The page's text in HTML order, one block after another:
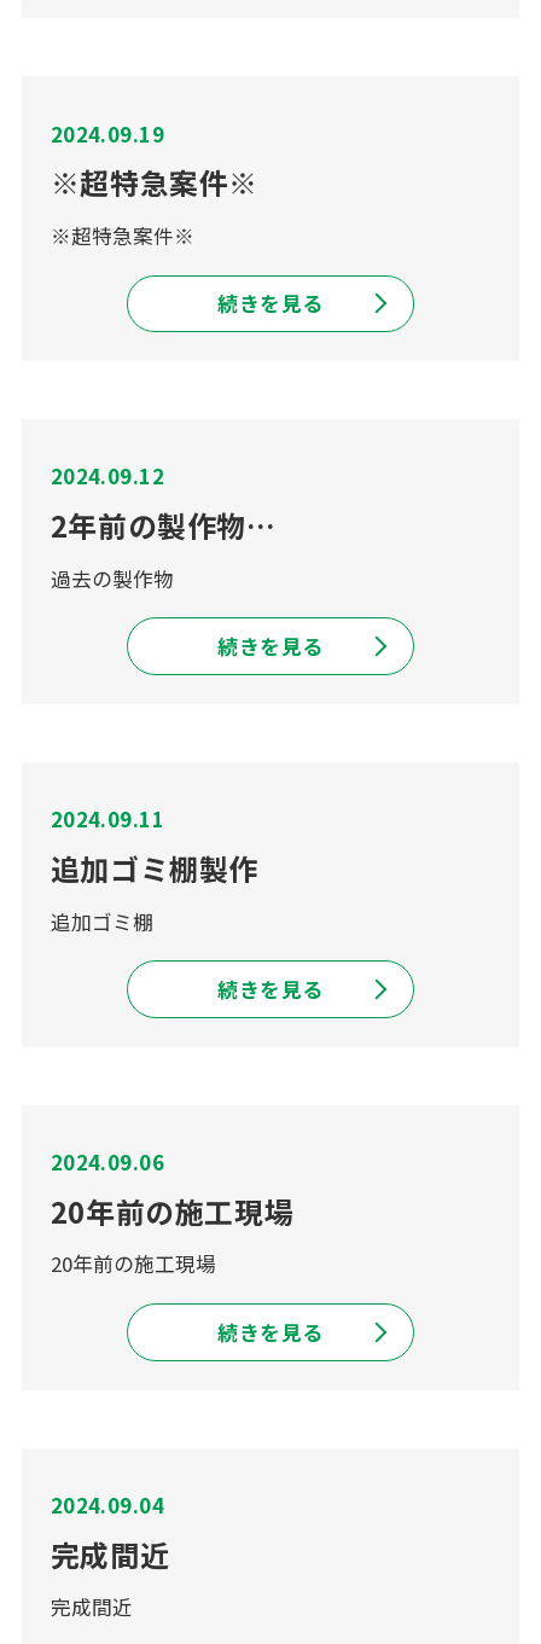
2024.09.19
※超特急案件※
※超特急案件※
続きを見る
2024.09.12
2年前の製作物…
過去の製作物
続きを見る
2024.09.11
追加ゴミ棚製作
追加ゴミ棚
続きを見る
2024.09.06
20年前の施工現場
20年前の施工現場
続きを見る
2024.09.04
完成間近
完成間近